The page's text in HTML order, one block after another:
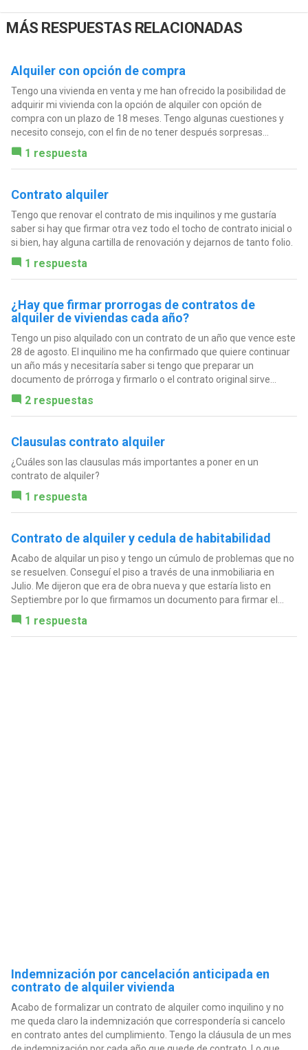
MÁS RESPUESTAS RELACIONADAS
Alquiler con opción de compra
Tengo una vivienda en venta y me han ofrecido la posibilidad de
adquirir mi vivienda con la opción de alquiler con opción de
compra con un plazo de 18 meses. Tengo algunas cuestiones y
necesito consejo, con el fin de no tener después sorpresas...
1 respuesta
Contrato alquiler
Tengo que renovar el contrato de mis inquilinos y me gustaría
saber si hay que firmar otra vez todo el tocho de contrato inicial o
si bien, hay alguna cartilla de renovación y dejarnos de tanto folio.
1 respuesta
¿Hay que firmar prorrogas de contratos de
alquiler de viviendas cada año?
Tengo un piso alquilado con un contrato de un año que vence este
28 de agosto. El inquilino me ha confirmado que quiere continuar
un año más y necesitaría saber si tengo que preparar un
documento de prórroga y firmarlo o el contrato original sirve...
2 respuestas
Clausulas contrato alquiler
¿Cuáles son las clausulas más importantes a poner en un
contrato de alquiler?
1 respuesta
Contrato de alquiler y cedula de habitabilidad
Acabo de alquilar un piso y tengo un cúmulo de problemas que no
se resuelven. Conseguí el piso a través de una inmobiliaria en
Julio. Me dijeron que era de obra nueva y que estaría listo en
Septiembre por lo que firmamos un documento para firmar el...
1 respuesta
Indemnización por cancelación anticipada en
contrato de alquiler vivienda
Acabo de formalizar un contrato de alquiler como inquilino y no
me queda claro la indemnización que correspondería si cancelo
en contrato antes del cumplimiento. Tengo la cláusula de un mes